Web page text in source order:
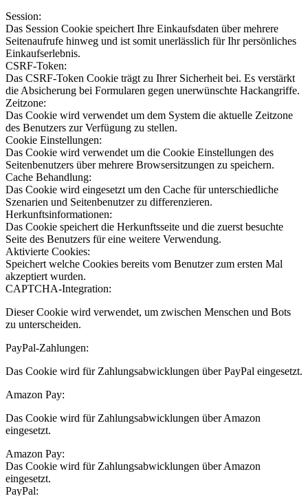
Session:
Das Session Cookie speichert Ihre Einkaufsdaten über mehrere
Seitenaufrufe hinweg und ist somit unerlässlich für Ihr persönliches
Einkaufserlebnis.
CSRF-Token:
Das CSRF-Token Cookie trägt zu Ihrer Sicherheit bei. Es verstärkt
die Absicherung bei Formularen gegen unerwünschte Hackangriffe.
Zeitzone:
Das Cookie wird verwendet um dem System die aktuelle Zeitzone
des Benutzers zur Verfügung zu stellen.
Cookie Einstellungen:
Das Cookie wird verwendet um die Cookie Einstellungen des
Seitenbenutzers über mehrere Browsersitzungen zu speichern.
Cache Behandlung:
Das Cookie wird eingesetzt um den Cache für unterschiedliche
Szenarien und Seitenbenutzer zu differenzieren.
Herkunftsinformationen:
Das Cookie speichert die Herkunftsseite und die zuerst besuchte
Seite des Benutzers für eine weitere Verwendung.
Aktivierte Cookies:
Speichert welche Cookies bereits vom Benutzer zum ersten Mal
akzeptiert wurden.
CAPTCHA-Integration:
Dieser Cookie wird verwendet, um zwischen Menschen und Bots
zu unterscheiden.
PayPal-Zahlungen:
Das Cookie wird für Zahlungsabwicklungen über PayPal eingesetzt.
Amazon Pay:
Das Cookie wird für Zahlungsabwicklungen über Amazon
eingesetzt.
Amazon Pay:
Das Cookie wird für Zahlungsabwicklungen über Amazon
eingesetzt.
PayPal: